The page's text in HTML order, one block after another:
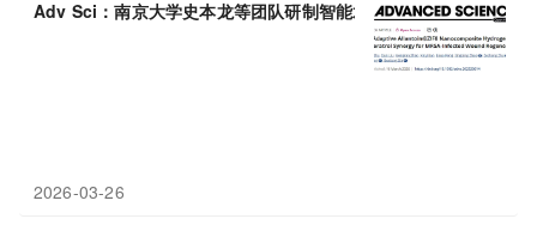
Adv Sci：南京大学史本龙等团队研制智能水凝胶，能感知伤口环
2026-03-26